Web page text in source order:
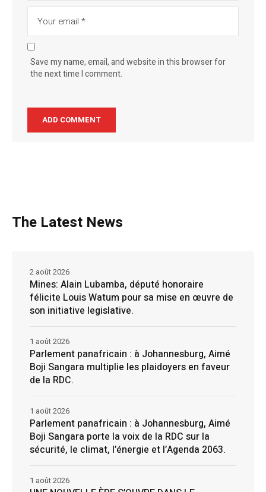
Save my name, email, and website in this browser for
the next time I comment.
The Latest News
Mines: Alain Lubamba, député honoraire
félicite Louis Watum pour sa mise en œuvre de
son initiative legislative.
2 août 2026
Parlement panafricain : à Johannesburg, Aimé
Boji Sangara multiplie les plaidoyers en faveur
de la RDC.
1 août 2026
Parlement panafricain : à Johannesburg, Aimé
Boji Sangara porte la voix de la RDC sur la
sécurité, le climat, l’énergie et l’Agenda 2063.
1 août 2026
1 août 2026